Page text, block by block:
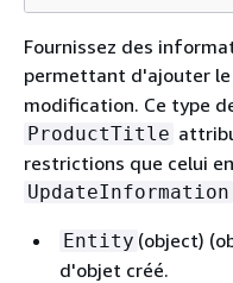
Fournissez des
permettant d'ajouter
modification. Ce type
ProductTitle
restrictions que celui
UpdateInformation
Entity (object)
d'objet créé.